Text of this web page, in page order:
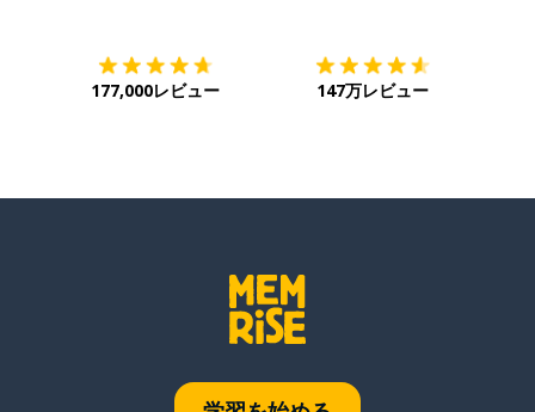
177,000レビュー 147万レビュー